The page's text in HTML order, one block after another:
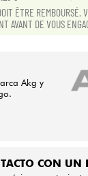
ÊTRE REMBOURSÉ.
AVANT DE VOUS
Akg y
CON UN